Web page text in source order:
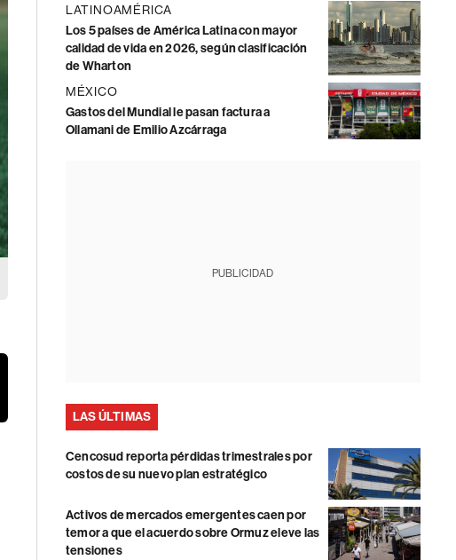
LATINOAMÉRICA
Los 5 países de América Latina con mayor
calidad de vida en 2026, según clasificación
de Wharton
MÉXICO
Gastos del Mundial le pasan factura a
Ollamani de Emilio Azcárraga
PUBLICIDAD
LAS ÚLTIMAS
Cencosud reporta pérdidas trimestrales por
costos de su nuevo plan estratégico
Activos de mercados emergentes caen por
temor a que el acuerdo sobre Ormuz eleve las
tensiones